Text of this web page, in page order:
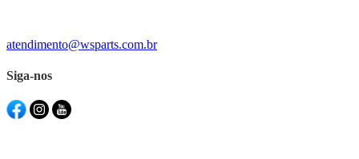
atendimento@wsparts.com.br
Siga-nos